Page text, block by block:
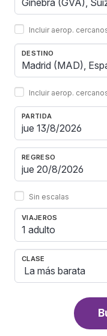
Incluir aerop.
DESTINO
Incluir aerop.
PARTIDA
REGRESO
Sin escalas
VIAJEROS
1 adulto
CLASE